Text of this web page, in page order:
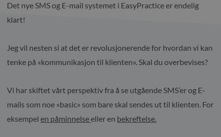
Det nye SMS og E-mail systemet i EasyPractice er endelig
klart!
Jeg vil nesten si at det er revolusjonerende for hvordan vi kan
tenke på «kommunikasjon til klienten». Skal du overbevises?
Vi har skiftet vårt perspektiv fra å se utgående SMS’er og E-
mails som noe «basic» som bare skal sendes ut til klienten. For
eksempel en påminnelseeller en bekreftelse.